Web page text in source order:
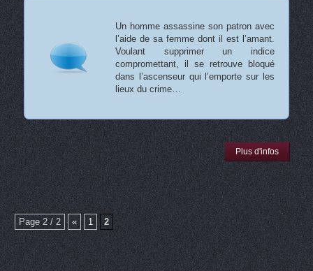
Un homme assassine son patron avec
l’aide de sa femme dont il est l’amant.
Voulant supprimer un indice
compromettant, il se retrouve bloqué
dans l’ascenseur qui l’emporte sur les
lieux du crime…
Plus d'infos
Page 2 / 2 « 1 2